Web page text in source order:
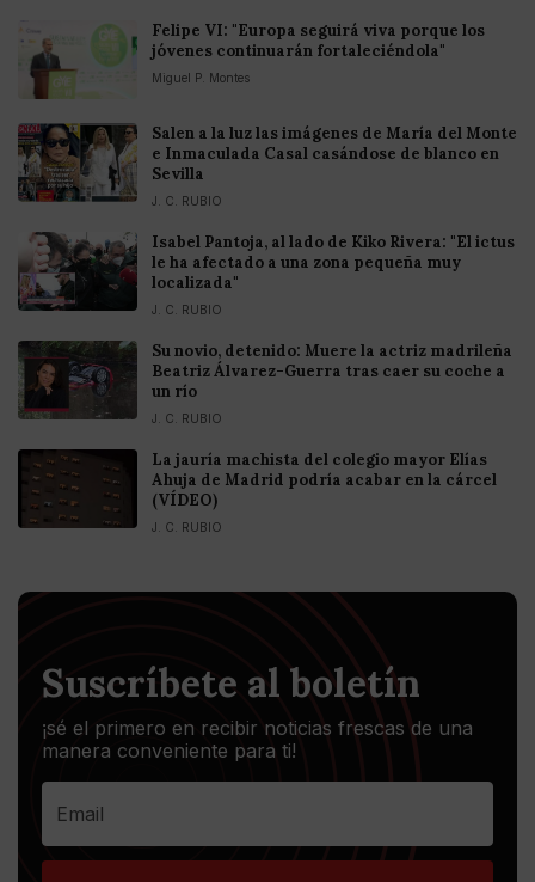
Felipe VI: "Europa seguirá viva porque los
jóvenes continuarán fortaleciéndola"
Miguel P. Montes
Salen a la luz las imágenes de María del Monte
e Inmaculada Casal casándose de blanco en
Sevilla
J. C. RUBIO
Isabel Pantoja, al lado de Kiko Rivera: "El ictus
le ha afectado a una zona pequeña muy
localizada"
J. C. RUBIO
Su novio, detenido: Muere la actriz madrileña
Beatriz Álvarez-Guerra tras caer su coche a
un río
J. C. RUBIO
La jauría machista del colegio mayor Elías
Ahuja de Madrid podría acabar en la cárcel
(VÍDEO)
J. C. RUBIO
Suscríbete al boletín
¡sé el primero en recibir noticias frescas de una
manera conveniente para ti!